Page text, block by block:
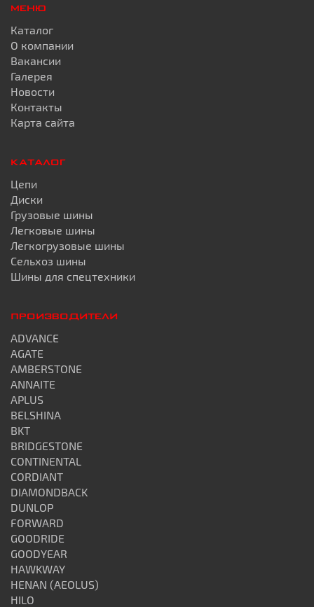
МЕНЮ
Каталог
О компании
Вакансии
Галерея
Новости
Контакты
Карта сайта
КАТАЛОГ
Цепи
Диски
Грузовые шины
Легковые шины
Легкогрузовые шины
Сельхоз шины
Шины для спецтехники
ПРОИЗВОДИТЕЛИ
ADVANCE
AGATE
AMBERSTONE
ANNAITE
APLUS
BELSHINA
BKT
BRIDGESTONE
CONTINENTAL
CORDIANT
DIAMONDBACK
DUNLOP
FORWARD
GOODRIDE
GOODYEAR
HAWKWAY
HENAN (AEOLUS)
HILO